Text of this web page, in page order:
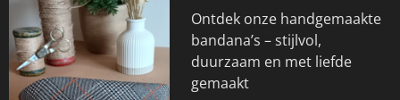
Ontdek onze handgemaakte
bandana’s – stijlvol,
duurzaam en met liefde
gemaakt